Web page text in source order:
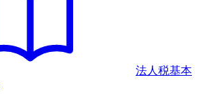
法人税基本